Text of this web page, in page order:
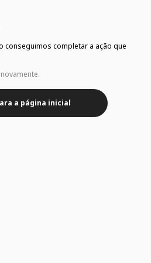
conseguimos completar a ação que
a página inicial